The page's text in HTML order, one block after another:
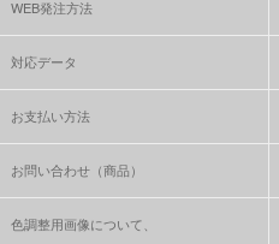
WEB発注方法
対応データ
お支払い方法
お問い合わせ（商品）
色調整用画像について、